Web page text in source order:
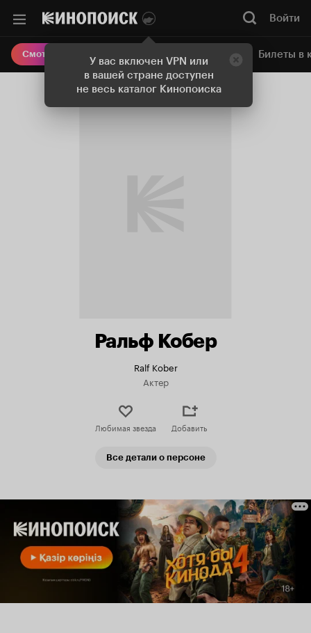
У вас включен VPN или
в вашей стране доступен
не весь каталог Кинопоиска
Войти
Смотреть кино Онлайн-кинотеатр Билеты в
Ральф Кобер
Ralf Kober
Актер
Любимая звезда Добавить
Все детали о персоне